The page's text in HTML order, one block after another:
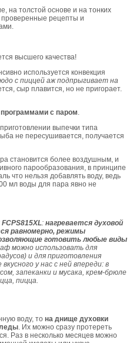
на толстой основе и на тонких
рецепты и
высшего качества!
используется конвекция
с пиццей аж подпрыгивает на
сыр плавится, но не пригорает.
с паром.
выпечки типа
не пересушивается, получается
становится более воздушным, и
парообразования, в принципе
что нельзя добавлять воду, ведь
мл воды для пара явно не
FCPS815XL: нагревается духовой
равномерно, режимы
готовить любые виды
можно использовать для
и для приготовления
у нас с ней впереди: в
запеканки и мусака, крем-брюле
пицца.
воду, то на днище духовки
. Их можно сразу протереть
Раз в несколько месяцев можно